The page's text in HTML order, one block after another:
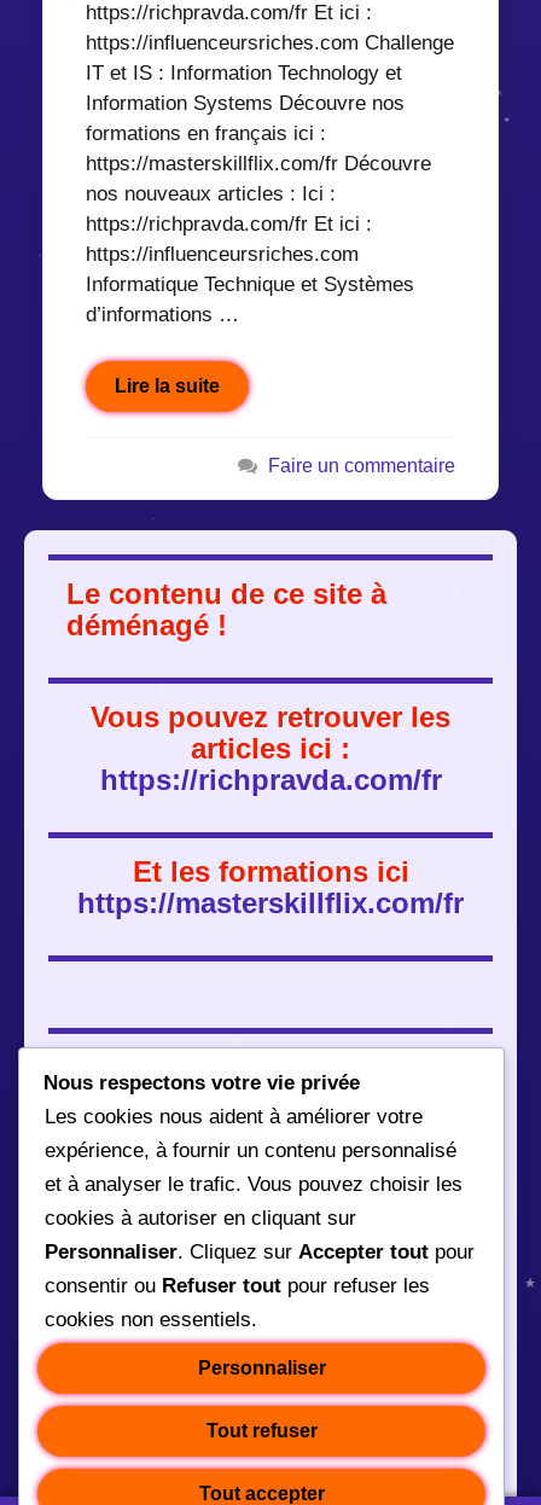
https://richpravda.com/fr Et ici :
https://influenceursriches.com Challenge
IT et IS : Information Technology et
Information Systems Découvre nos
formations en français ici :
https://masterskillflix.com/fr Découvre
nos nouveaux articles : Ici :
https://richpravda.com/fr Et ici :
https://influenceursriches.com
Informatique Technique et Systèmes
d’informations …
Lire la suite
Faire un commentaire
Le contenu de ce site à
déménagé !
Vous pouvez retrouver les
articles ici :
https://richpravda.com/fr
Et les formations ici
https://masterskillflix.com/fr
Le contenu de ce site à déménagé !
Vous pouvez retrouver les articles ici :
https://richpravda.com/fr
Et les formations icihttps://masterskillflix.com/fr
Nous respectons votre vie privée
Les cookies nous aident à améliorer votre
expérience, à fournir un contenu personnalisé
et à analyser le trafic. Vous pouvez choisir les
cookies à autoriser en cliquant sur
Personnaliser. Cliquez sur Accepter tout pour
consentir ou Refuser tout pour refuser les
cookies non essentiels.
Personnaliser
Tout refuser
Tout accepter